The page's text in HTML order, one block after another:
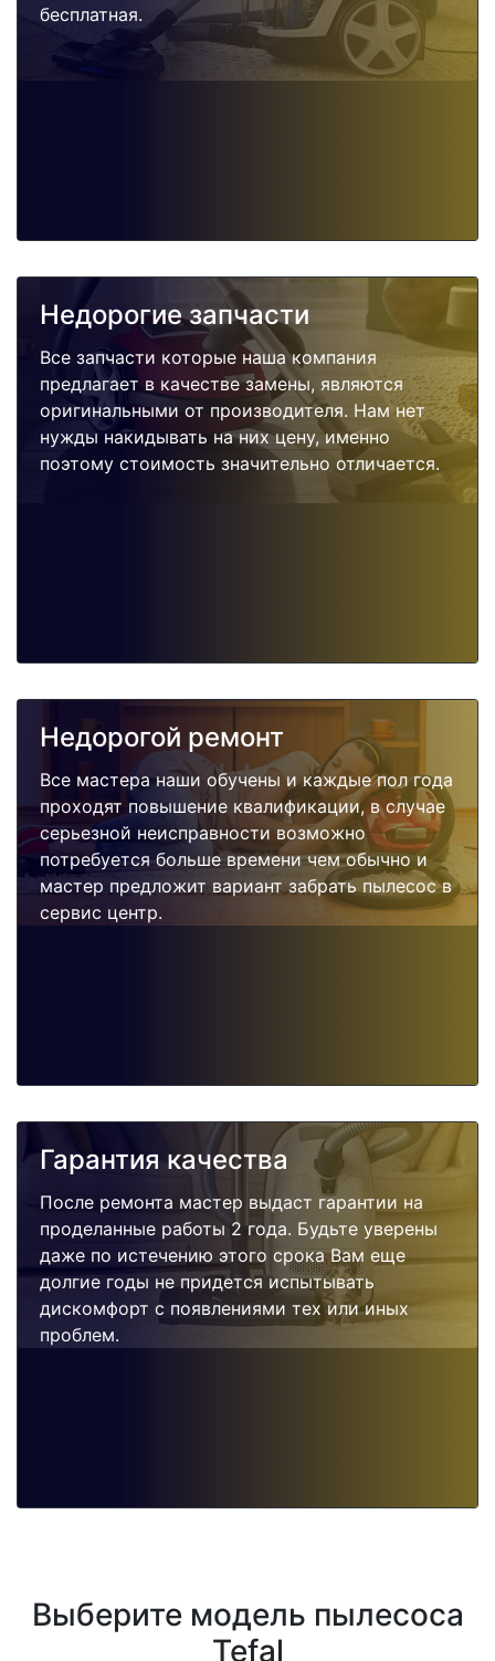
бесплатная.
Недорогие запчасти
Все запчасти которые наша компания
предлагает в качестве замены, являются
оригинальными от производителя. Нам нет
нужды накидывать на них цену, именно
поэтому стоимость значительно отличается.
Недорогой ремонт
Все мастера наши обучены и каждые пол года
проходят повышение квалификации, в случае
серьезной неисправности возможно
потребуется больше времени чем обычно и
мастер предложит вариант забрать пылесос в
сервис центр.
Гарантия качества
После ремонта мастер выдаст гарантии на
проделанные работы 2 года. Будьте уверены
даже по истечению этого срока Вам еще
долгие годы не придется испытывать
дискомфорт с появлениями тех или иных
проблем.
Выберите модель пылесоса
Tefal